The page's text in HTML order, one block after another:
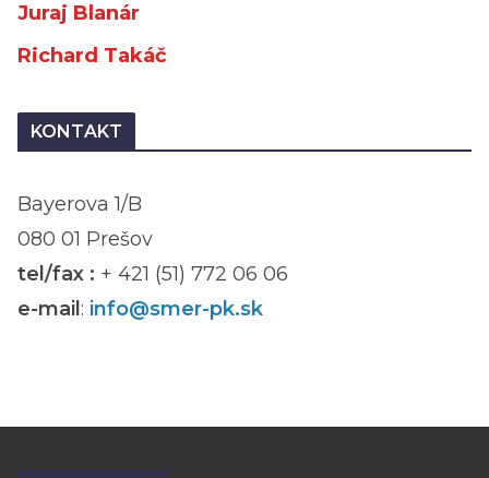
Juraj Blanár
Richard Takáč
KONTAKT
Bayerova 1/B
080 01 Prešov
tel/fax : + 421 (51) 772 06 06
e-mail : info@smer-pk.sk